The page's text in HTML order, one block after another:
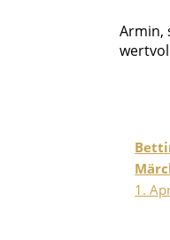
Armin,
1.